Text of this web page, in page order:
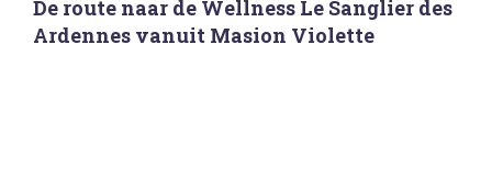
De route naar de Wellness Le Sanglier des
Ardennes vanuit Masion Violette